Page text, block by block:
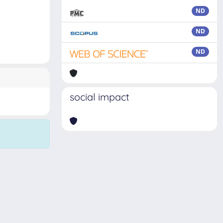
ND
ND
ND
social impact